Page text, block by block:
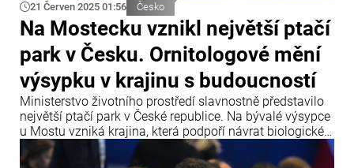
21 Červen 2025 01:56 Česko
Na Mostecku vznikl největší ptačí
park v Česku. Ornitologové mění
výsypku v krajinu s budoucností
Ministerstvo životního prostředí slavnostně představilo
největší ptačí park v České republice. Na bývalé výsypce
u Mostu vzniká krajina, která podpoří návrat biologické
rozmanitosti a nabídne prostor i pro veřejnost.